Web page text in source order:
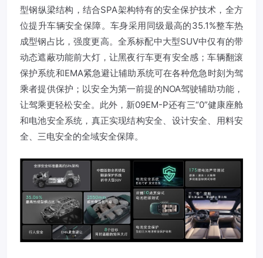
型钢纵梁结构，结合SPA架构特有的安全保护技术，全方
位提升车辆安全保障。车身采用同级最高的35.1%整车热
成型钢占比，强度更高。全系标配中大型SUV中仅有的带
动态遮蔽功能前大灯，让黑夜行车更有安全感；车辆翻滚
保护系统和EMA紧急避让辅助系统可在各种危急时刻为驾
乘者提供保护；以安全为第一前提的NOA驾驶辅助功能，
让驾乘更轻松安全。此外，新09EM-P还有三“0”健康座舱
和电池安全系统，真正实现结构安全、设计安全、用料安
全、三电安全的全域安全保障。